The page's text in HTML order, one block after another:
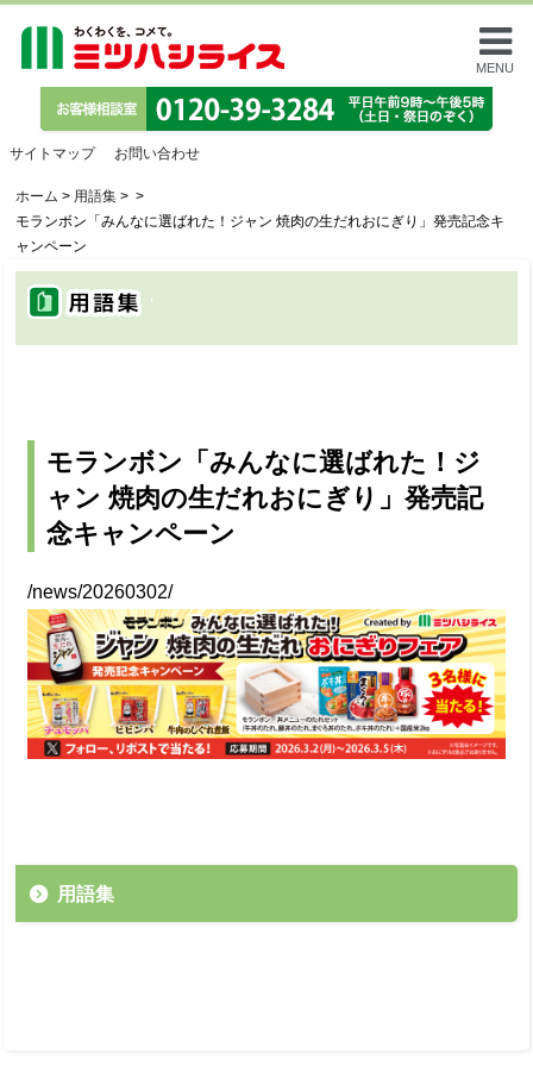
MENU
サイトマップ お問い合わせ
ホーム > 用語集 > >
モランボン「みんなに選ばれた！ジャン 焼肉の生だれおにぎり」発売記念キ
ャンペーン
モランボン「みんなに選ばれた！ジ
ャン 焼肉の生だれおにぎり」発売記
念キャンペーン
/news/20260302/
用語集